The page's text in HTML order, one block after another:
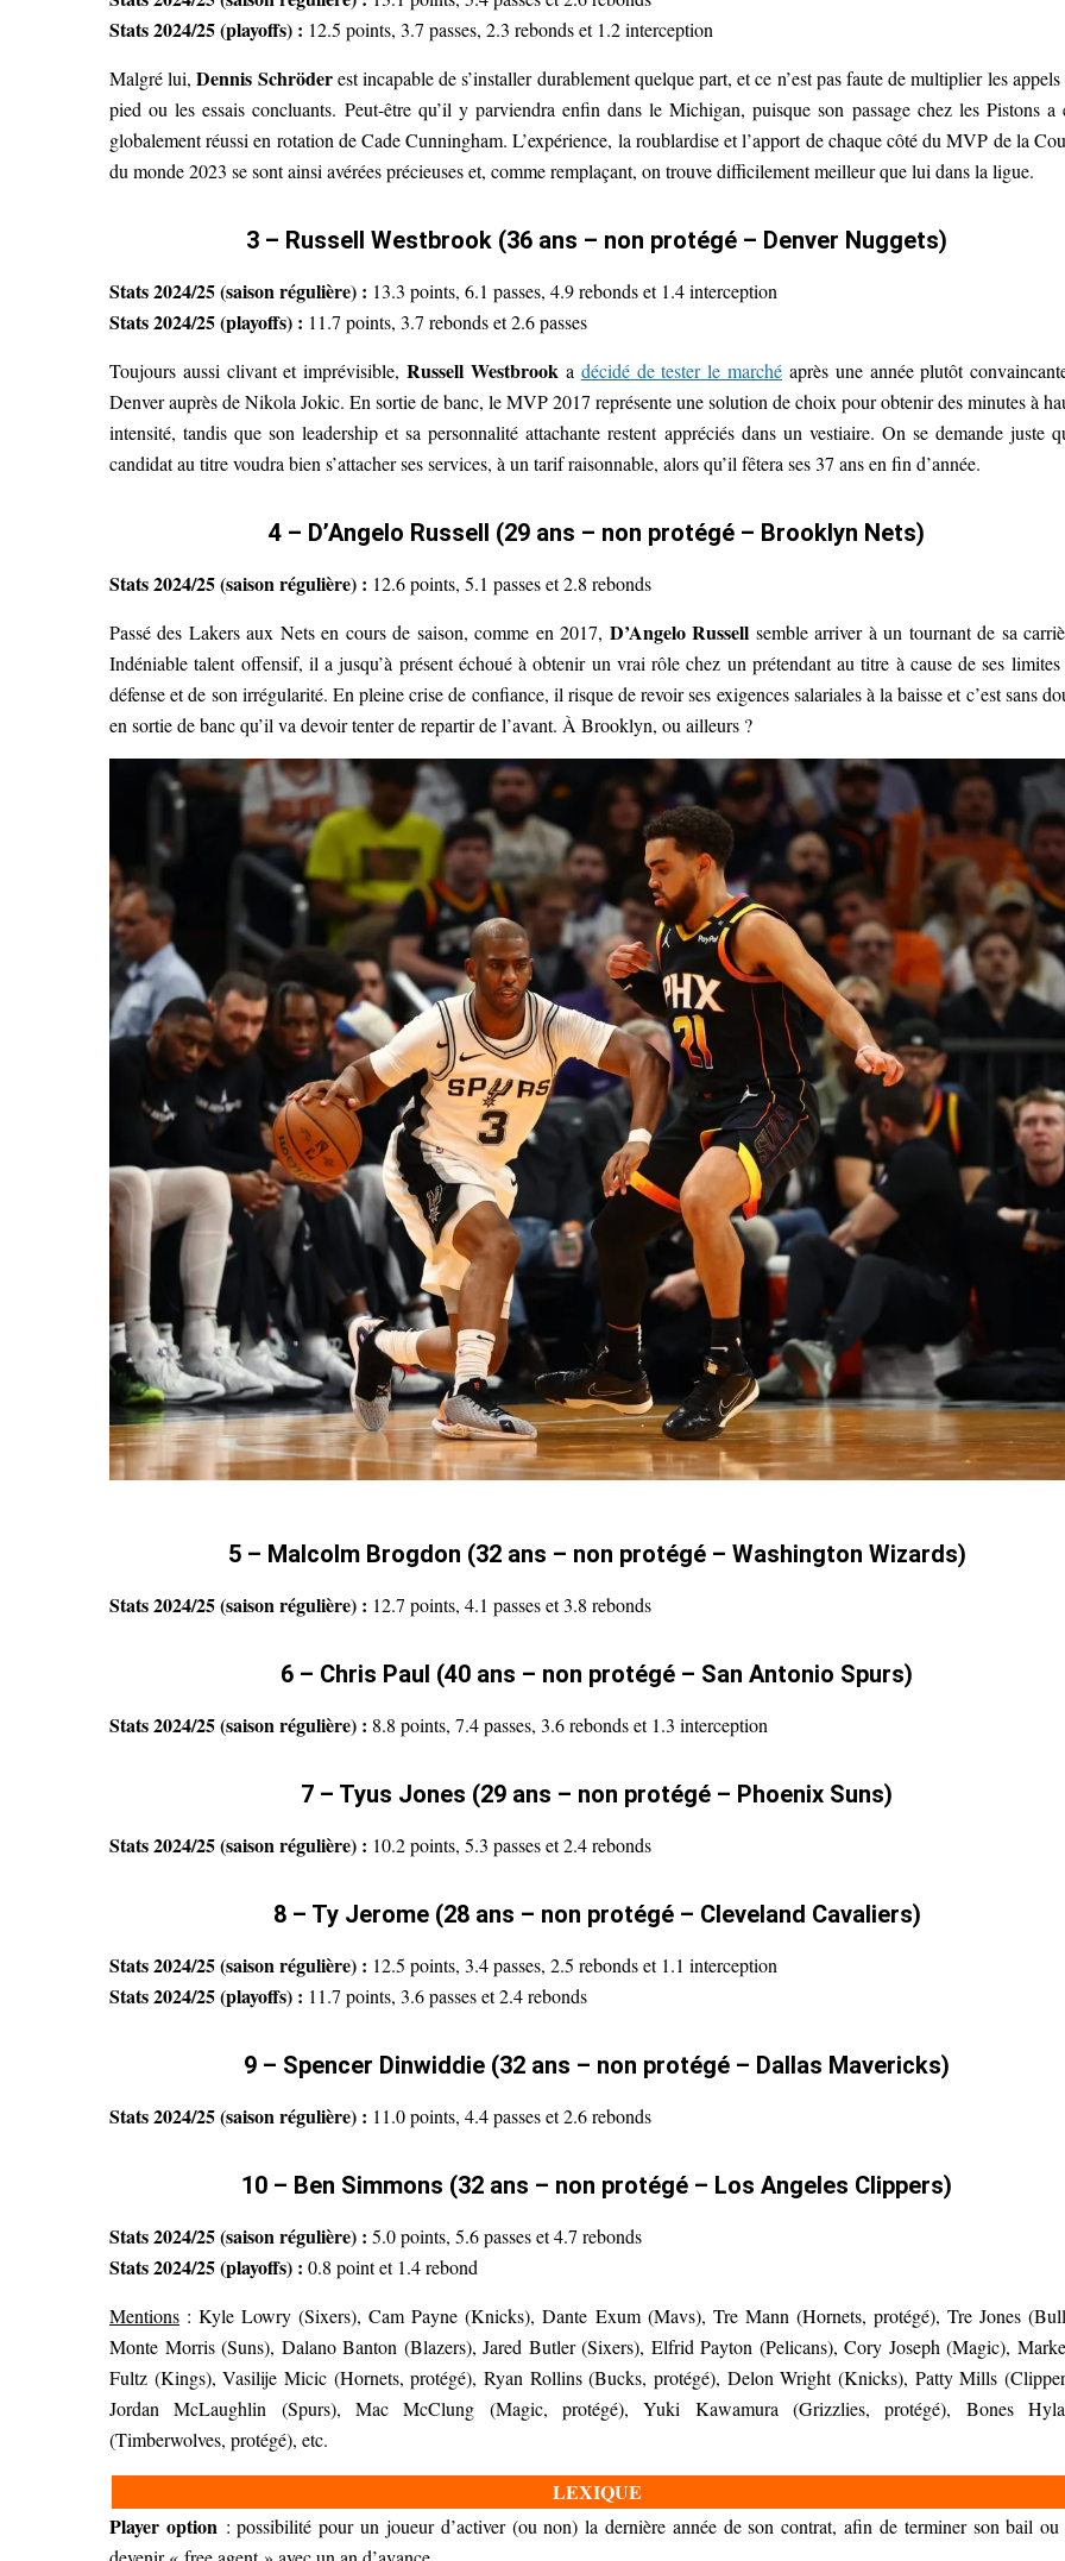
Stats 2024/25 (playoffs) : 12.5 points, 3.7 passes, 2.3 rebonds et 1.2 interception
Malgré lui,Dennis Schröderest incapable de s’installer durablement quelque part, et ce n’est pas faute de multiplier les appels
pied ou les essais concluants. Peut-être qu’il y parviendra enfin dans le Michigan, puisque son passage chez les Pistons a
globalement réussi en rotation de Cade Cunningham. L’expérience, la roublardise et l’apport de chaque côté du MVP de la
du monde 2023 se sont ainsi avérées précieuses et, comme remplaçant, on trouve difficilement meilleur que lui dans la ligue.
3 – Russell Westbrook (36 ans – non protégé – Denver Nuggets)
Stats 2024/25 (saison régulière) : 13.3 points, 6.1 passes, 4.9 rebonds et 1.4 interception
Stats 2024/25 (playoffs) : 11.7 points, 3.7 rebonds et 2.6 passes
Toujours aussi clivant et imprévisible,Russell Westbrook a décidé de tester le marché après une année plutôt
Denver auprès de Nikola Jokic. En sortie de banc, le MVP 2017 représente une solution de choix pour obtenir des minutes à
intensité, tandis que son leadership et sa personnalité attachante restent appréciés dans un vestiaire. On se demande juste
candidat au titre voudra bien s’attacher ses services, à un tarif raisonnable, alors qu’il fêtera ses 37 ans en fin d’année.
4 – D’Angelo Russell (29 ans – non protégé – Brooklyn Nets)
Stats 2024/25 (saison régulière) : 12.6 points, 5.1 passes et 2.8 rebonds
Passé des Lakers aux Nets en cours de saison, comme en 2017, D’Angelo Russell semble arriver à un tournant de sa
Indéniable talent offensif, il a jusqu’à présent échoué à obtenir un vrai rôle chez un prétendant au titre à cause de ses limites
défense et de son irrégularité. En pleine crise de confiance, il risque de revoir ses exigences salariales à la baisse et c’est sans
en sortie de banc qu’il va devoir tenter de repartir de l’avant. À Brooklyn, ou ailleurs ?
5 – Malcolm Brogdon (32 ans – non protégé – Washington Wizards)
Stats 2024/25 (saison régulière) : 12.7 points, 4.1 passes et 3.8 rebonds
6 – Chris Paul (40 ans – non protégé – San Antonio Spurs)
Stats 2024/25 (saison régulière) : 8.8 points, 7.4 passes, 3.6 rebonds et 1.3 interception
7 – Tyus Jones (29 ans – non protégé – Phoenix Suns)
Stats 2024/25 (saison régulière) : 10.2 points, 5.3 passes et 2.4 rebonds
8 – Ty Jerome (28 ans – non protégé – Cleveland Cavaliers)
Stats 2024/25 (saison régulière) : 12.5 points, 3.4 passes, 2.5 rebonds et 1.1 interception
Stats 2024/25 (playoffs) : 11.7 points, 3.6 passes et 2.4 rebonds
9 – Spencer Dinwiddie (32 ans – non protégé – Dallas Mavericks)
Stats 2024/25 (saison régulière) : 11.0 points, 4.4 passes et 2.6 rebonds
10 – Ben Simmons (32 ans – non protégé – Los Angeles Clippers)
Stats 2024/25 (saison régulière) : 5.0 points, 5.6 passes et 4.7 rebonds
Stats 2024/25 (playoffs) : 0.8 point et 1.4 rebond
Mentions : Kyle Lowry (Sixers), Cam Payne (Knicks), Dante Exum (Mavs), Tre Mann (Hornets, protégé), Tre Jones
Monte Morris (Suns), Dalano Banton (Blazers), Jared Butler (Sixers), Elfrid Payton (Pelicans), Cory Joseph (Magic),
Fultz (Kings), Vasilije Micic (Hornets, protégé), Ryan Rollins (Bucks, protégé), Delon Wright (Knicks), Patty Mills
Jordan McLaughlin (Spurs), Mac McClung (Magic, protégé), Yuki Kawamura (Grizzlies, protégé), Bones
(Timberwolves, protégé), etc.
LEXIQUE
Player option : possibilité pour un joueur d’activer (ou non) la dernière année de son contrat, afin de terminer son bail ou